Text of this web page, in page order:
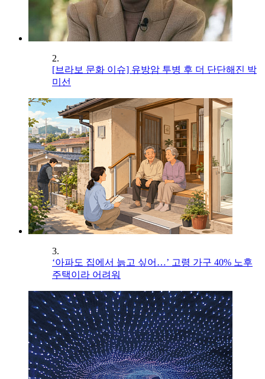
2.
[브라보 문화 이슈] 유방암 투병 후 더 단단해진 박
미선
3.
‘아파도 집에서 늙고 싶어…’ 고령 가구 40% 노후
주택이라 어려워